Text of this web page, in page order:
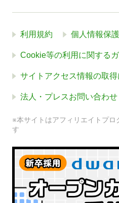
利用規約 個人情報保
Cookie等の利用に関する
サイトアクセス情報の取得
法人・プレスお問い合わせ
※本サイトはアフィリエイトプロ
す